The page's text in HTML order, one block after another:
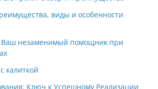
ni т
виды и особенности
Ваш незаменимый помощник при
калиткой
Ключ к Успешному Реализации